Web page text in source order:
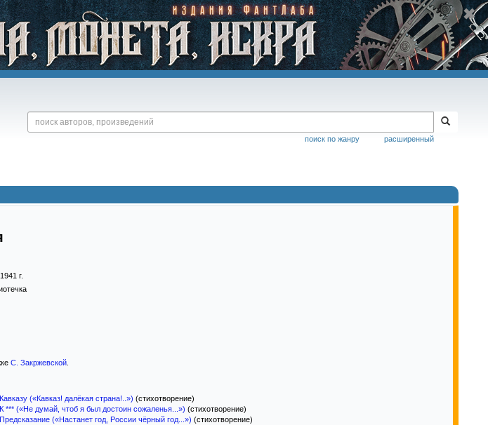
расширенный
поиск по жанру
1941 г.
С. Закржевской.
Кавказу («Кавказ! далёкая страна!..») (стихотворение)
К *** («Не думай, чтоб я был достоин сожаленья...») (стихотворение)
Предсказание («Настанет год, России чёрный год...») (стихотворение)